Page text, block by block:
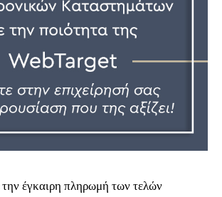
έγκαιρη πληρωμή των τελών